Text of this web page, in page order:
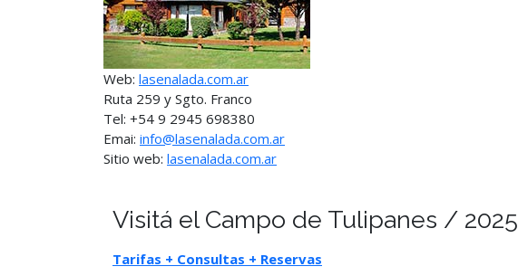
Web: lasenalada.com.ar
Ruta 259 y Sgto. Franco
Tel: +54 9 2945 698380
Emai: info@lasenalada.com.ar
Sitio web: lasenalada.com.ar
Visitá el Campo de Tulipanes / 2025
Tarifas + Consultas + Reservas